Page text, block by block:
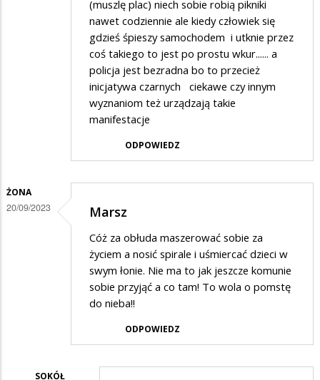
(muszlę plac) niech sobie robią pikniki
nawet codziennie ale kiedy człowiek się
gdzieś śpieszy samochodem i utknie przez
coś takiego to jest po prostu wkur...... a
policja jest bezradna bo to przecież
inicjatywa czarnych ciekawe czy innym
wyznaniom też urządzają takie
manifestacje
ODPOWIEDZ
ŻONA
20/09/2023 Marsz
Cóż za obłuda maszerować sobie za
życiem a nosić spirale i uśmiercać dzieci w
swym łonie. Nie ma to jak jeszcze komunie
sobie przyjąć a co tam! To wola o pomstę
do nieba!!
ODPOWIEDZ
SOKÓŁ